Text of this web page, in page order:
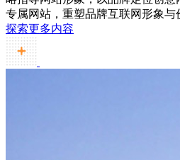
专属网站，重塑品牌互联网形象与
探索更多内容